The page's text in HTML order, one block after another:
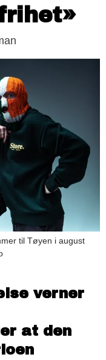
til Tøyen i august
verner
at den